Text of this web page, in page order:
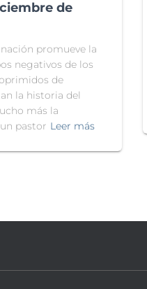
de
promueve la
negativos de los
de
la historia del
más la
pastor Leer más